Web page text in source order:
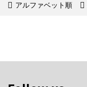
アルファベット順